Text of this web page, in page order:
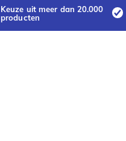
Keuze uit meer dan 20.000
producten